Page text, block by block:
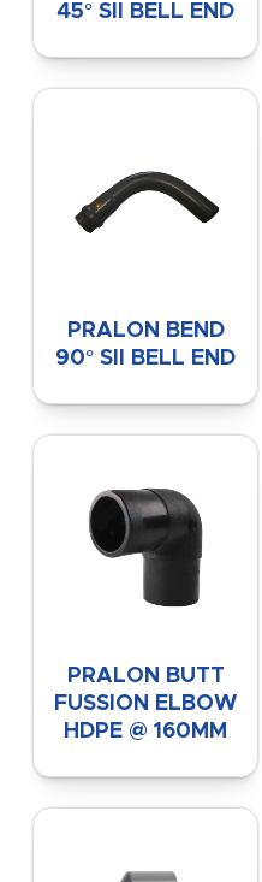
45° SII BELL END
PRALON BEND
90° SII BELL END
PRALON BUTT
FUSSION ELBOW
HDPE @ 160MM